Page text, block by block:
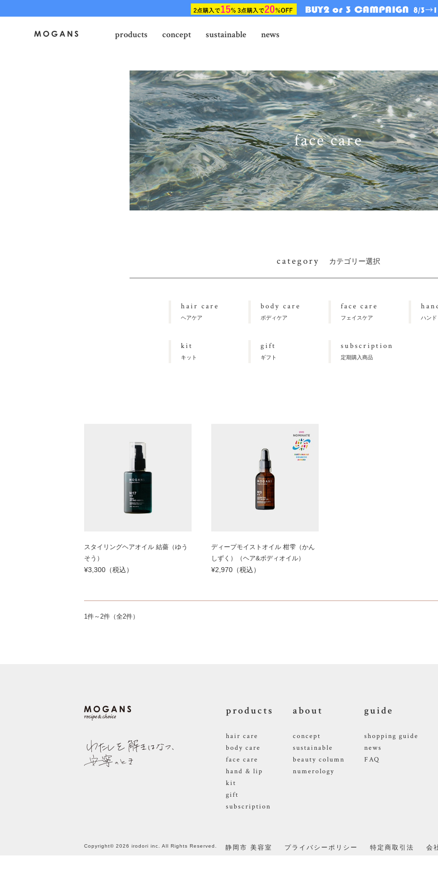
products concept sustainable news
face care
category カテゴリー選択
hair care
ヘアケア
body care
ボディケア
face care
フェイスケア ハン
kit
キット
gift
ギフト
subscription
定期購入商品
スタイリングヘアオイル 結薔（ゆう
そう）
¥3,300（税込）
ディープモイストオイル 柑雫（かん
しずく）（ヘア&ボディオイル）
¥2,970（税込）
1件～2件（全2件）
products
hair care
body care
face care
hand & lip
kit
gift
subscription
about
concept
sustainable
beauty column
numerology
guide
shopping guide
news
FAQ
Copyright© 2026 irodori inc. All Rights Reserved. 静岡市 美容室 プライバシーポリシー 特定商取引法 会